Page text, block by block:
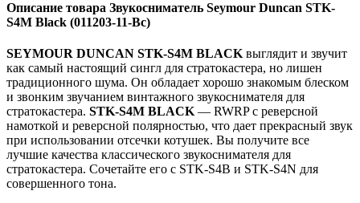
Описание товара Звукосниматель Seymour Duncan STK-
S4M Black (011203-11-Bc)
SEYMOUR DUNCAN STK-S4M BLACK выглядит и звучит
как самый настоящий сингл для стратокастера, но лишен
традиционного шума. Он обладает хорошо знакомым блеском
и звонким звучанием винтажного звукоснимателя для
стратокастера. STK-S4M BLACK — RWRP с реверсной
намоткой и реверсной полярностью, что дает прекрасный звук
при использовании отсечки котушек. Вы получите все
лучшие качества классического звукоснимателя для
стратокастера. Сочетайте его с STK-S4B и STK-S4N для
совершенного тона.